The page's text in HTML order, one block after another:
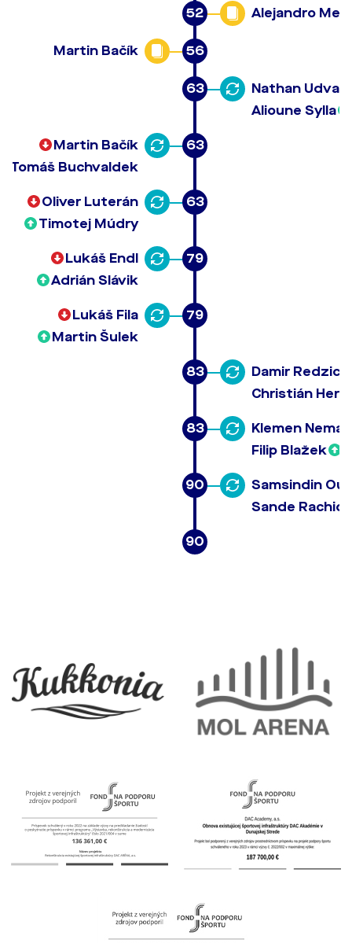
52 Alejandro
56
Martin Bačík
63
Nathan
Alioune Sylla
63
Martin Bačík
Tomáš Buchvaldek
63
Oliver Luterán
Timotej Múdry
79
Lukáš Endl
Adrián Slávik
79
Lukáš Fila
Martin Šulek
83
Damir Redzic
Christián Herc
83
Klemen
Filip Blažek
90
Samsindin
Sande Rachid
90